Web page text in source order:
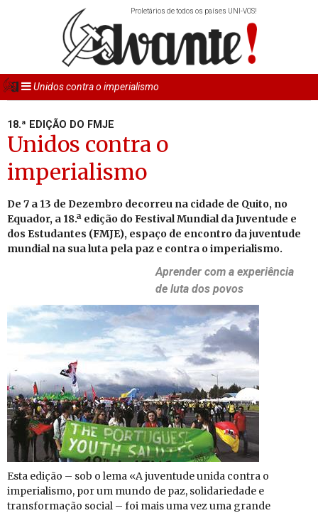
Proletários de todos os países UNI-VOS!
Unidos contra o imperialismo
18.ª EDIÇÃO DO FMJE
Unidos contra o
imperialismo
De 7 a 13 de De­zembro de­correu na ci­dade de Quito, no
Equador, a 18.ª edição do Fes­tival Mun­dial da Ju­ven­tude e
dos Es­tu­dantes (FMJE), es­paço de en­contro da ju­ven­tude
mun­dial na sua luta pela paz e contra o im­pe­ri­a­lismo.
Aprender com a ex­pe­ri­ência
de luta dos povos
Esta edição – sob o lema «A ju­ven­tude unida contra o
im­pe­ri­a­lismo, por um mundo de paz, so­li­da­ri­e­dade e
trans­for­mação so­cial – foi mais uma vez uma grande